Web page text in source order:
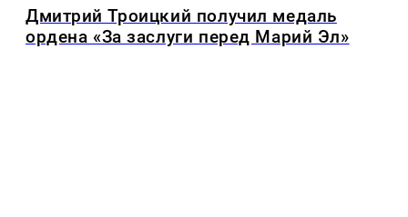
Дмитрий Троицкий получил медаль
ордена «За заслуги перед Марий Эл»